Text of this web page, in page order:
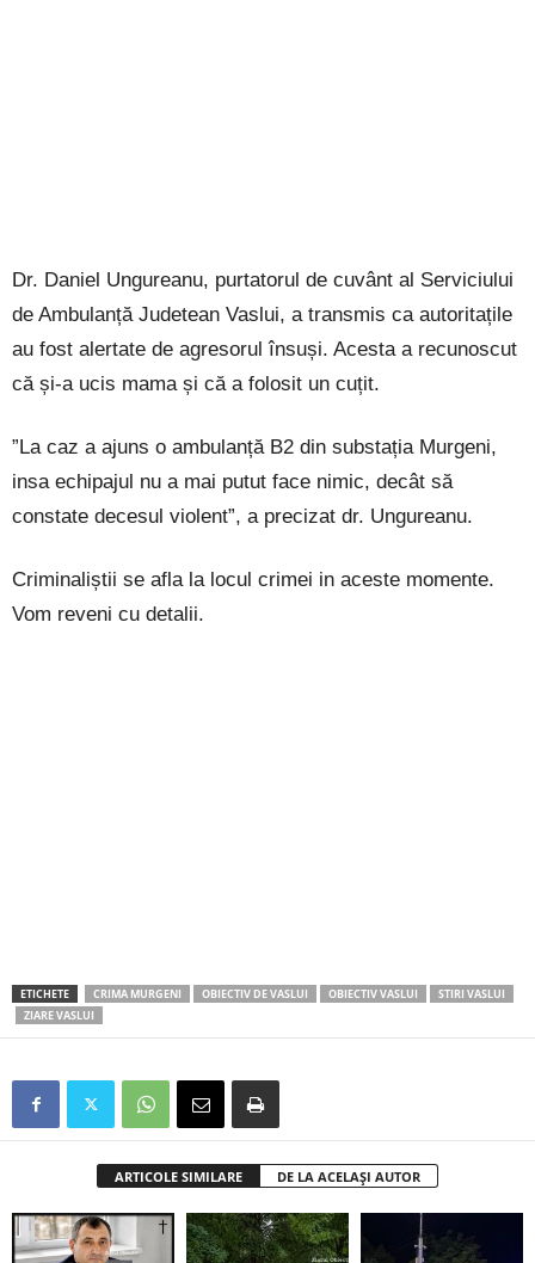
Dr. Daniel Ungureanu, purtatorul de cuvânt al Serviciului
de Ambulanță Judetean Vaslui, a transmis ca autoritațile
au fost alertate de agresorul însuși. Acesta a recunoscut
că și-a ucis mama și că a folosit un cuțit.
”La caz a ajuns o ambulanță B2 din substația Murgeni,
insa echipajul nu a mai putut face nimic, decât să
constate decesul violent”, a precizat dr. Ungureanu.
Criminaliștii se afla la locul crimei in aceste momente.
Vom reveni cu detalii.
ETICHETE CRIMA MURGENI OBIECTIV DE VASLUI OBIECTIV VASLUI
STIRI VASLUI
ZIARE VASLUI
ARTICOLE SIMILARE DE LA ACELAȘI AUTOR